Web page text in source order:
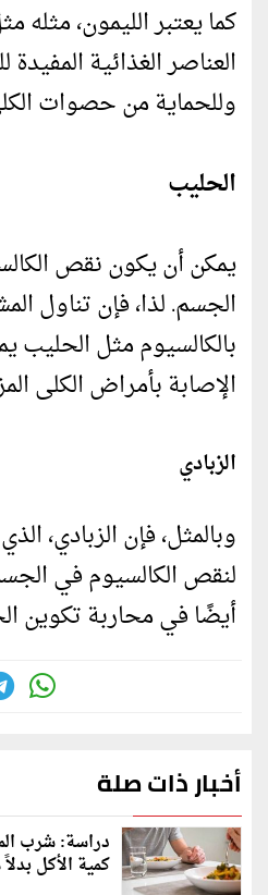
كما يعتبر الليمون، مثله
العناصر الغذائية
وللحماية من حصوات
الحليب
يمكن أن يكون نقص
الجسم. لذا، فإن تناول
بالكالسيوم مثل
الإصابة بأمراض الكلى
الزبادي
وبالمثل، فإن الزبادي،
لنقص الكالسيوم في
أيضًا في محاربة تكوين
أخبار ذات صلة
دراسة: شرب
كمية الأكل بدلاً